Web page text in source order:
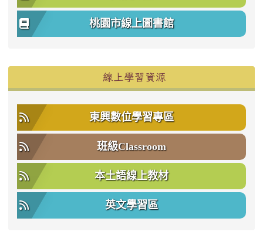
桃園市線上圖書館
線上學習資源
東興數位學習專區
班級Classroom
本土語線上教材
英文學習區